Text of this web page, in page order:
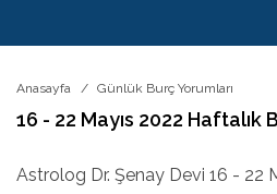
Anasayfa Günlük Burç Yorumları
16 - 22 Mayıs 2022 Haftalık
Astrolog Dr. Şenay Devi 16 - 22